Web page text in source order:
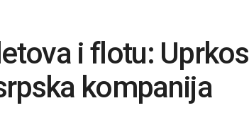
i flotu: Uprkos
kompanija